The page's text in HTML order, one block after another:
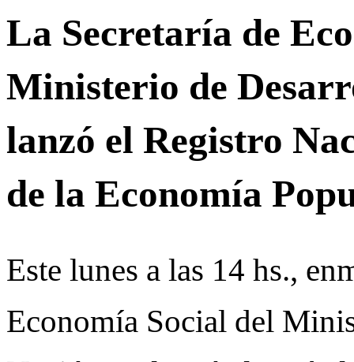
La Secretaría de
Ministerio de
lanzó el Registro
de la Economía
Este lunes a las 14 hs.,
Economía Social del